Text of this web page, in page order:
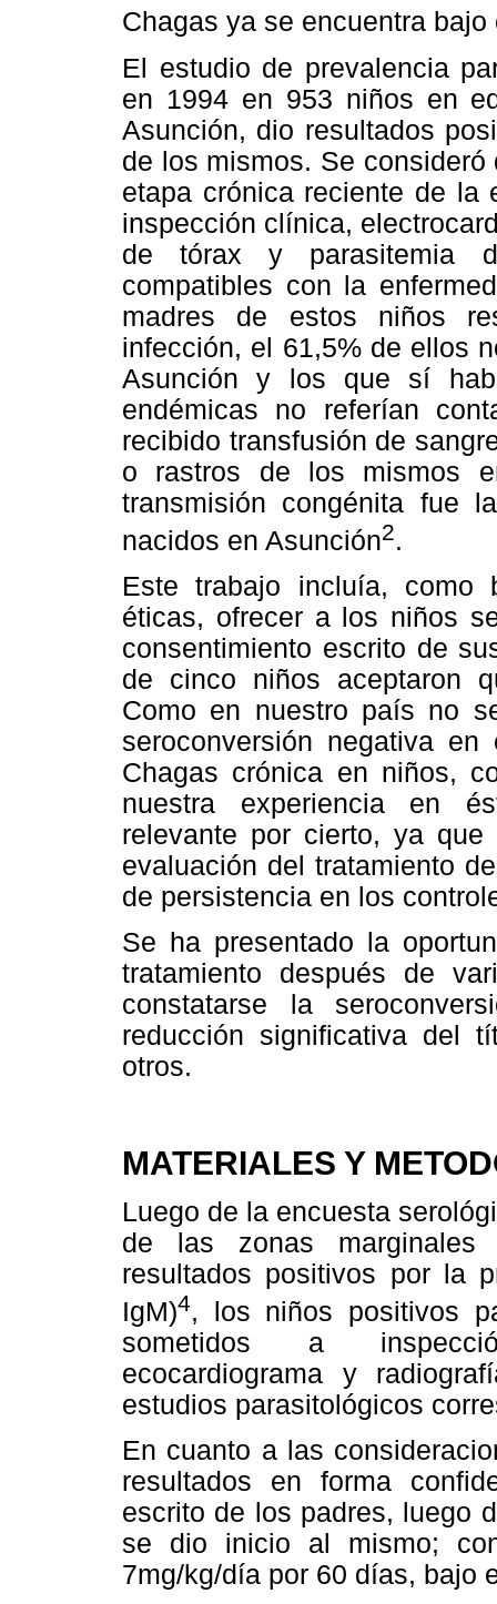
Chagas ya se encuentra bajo
El estudio de prevalencia
en 1994 en 953 niños en
Asunción, dio resultados
de los mismos. Se
etapa crónica reciente de la
inspección clínica,
de tórax y parasitemia
compatibles con la
madres de estos niños
infección, el 61,5% de ellos
Asunción y los que sí
endémicas no referían
recibido transfusión de
o rastros de los mismos
transmisión congénita fue
nacidos en Asunción2.
Este trabajo incluía, como
éticas, ofrecer a los niños
consentimiento escrito de
de cinco niños aceptaron
Como en nuestro país no
seroconversión negativa
Chagas crónica en niños,
nuestra experiencia en
relevante por cierto, ya
evaluación del tratamiento
de persistencia en los
Se ha presentado la
tratamiento después de
constatarse la
reducción significativa del
otros.
MATERIALES Y
Luego de la encuesta
de las zonas marginales
resultados positivos por la
IgM)4, los niños positivos
sometidos a
ecocardiograma y
estudios parasitológicos
En cuanto a las
resultados en forma
escrito de los padres, luego
se dio inicio al mismo;
7mg/kg/día por 60 días, bajo